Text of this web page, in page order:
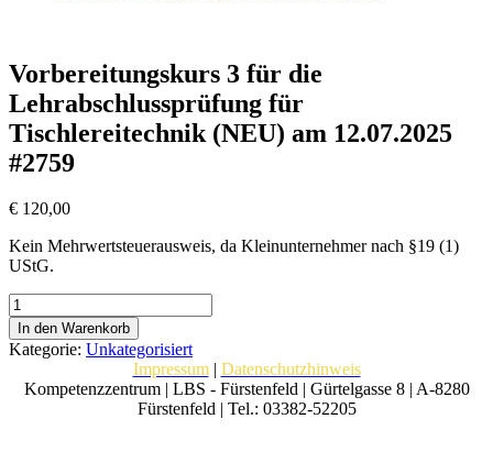
Vorbereitungskurs 3 für die
Lehrabschlussprüfung für
Tischlereitechnik (NEU) am 12.07.2025
#2759
€ 120,00
Kein Mehrwertsteuerausweis, da Kleinunternehmer nach §19 (1)
UStG.
Vorbereitungskurs
3
für
die
Lehrabschlussprüfung
für
In den Warenkorb
Kategorie: Unkategorisiert
Impressum| Datenschutzhinweis
Kompetenzzentrum | LBS - Fürstenfeld | Gürtelgasse 8 | A-8280
Fürstenfeld | Tel.: 03382-52205